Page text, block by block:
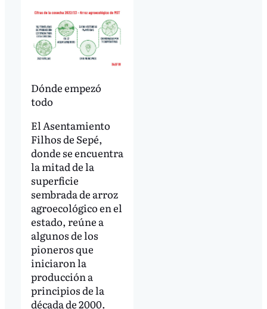
Dónde empezó
todo
El Asentamiento
Filhos de Sepé,
donde se encuentra
la mitad de la
superficie
sembrada de arroz
agroecológico en el
estado, reúne a
algunos de los
pioneros que
iniciaron la
producción a
principios de la
década de 2000.